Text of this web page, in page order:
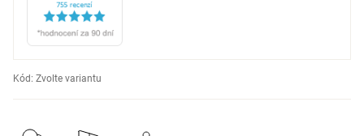
Kód: Zvolte variantu